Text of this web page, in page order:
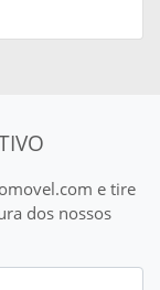
e tire
dos nossos